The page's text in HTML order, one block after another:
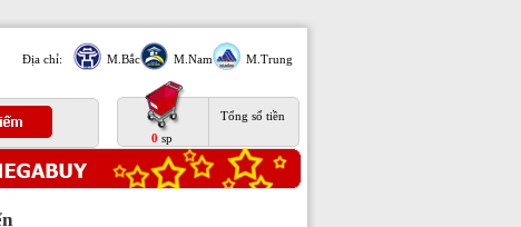
Địa chỉ:
M.Bắc M.Nam
M.Trung
0 sp
Tổng số tiền